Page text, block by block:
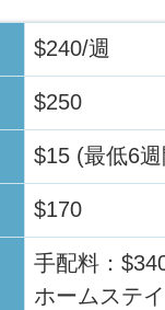
$240/週
$250
$15 (最低6
$170
手配料：
ホームステ